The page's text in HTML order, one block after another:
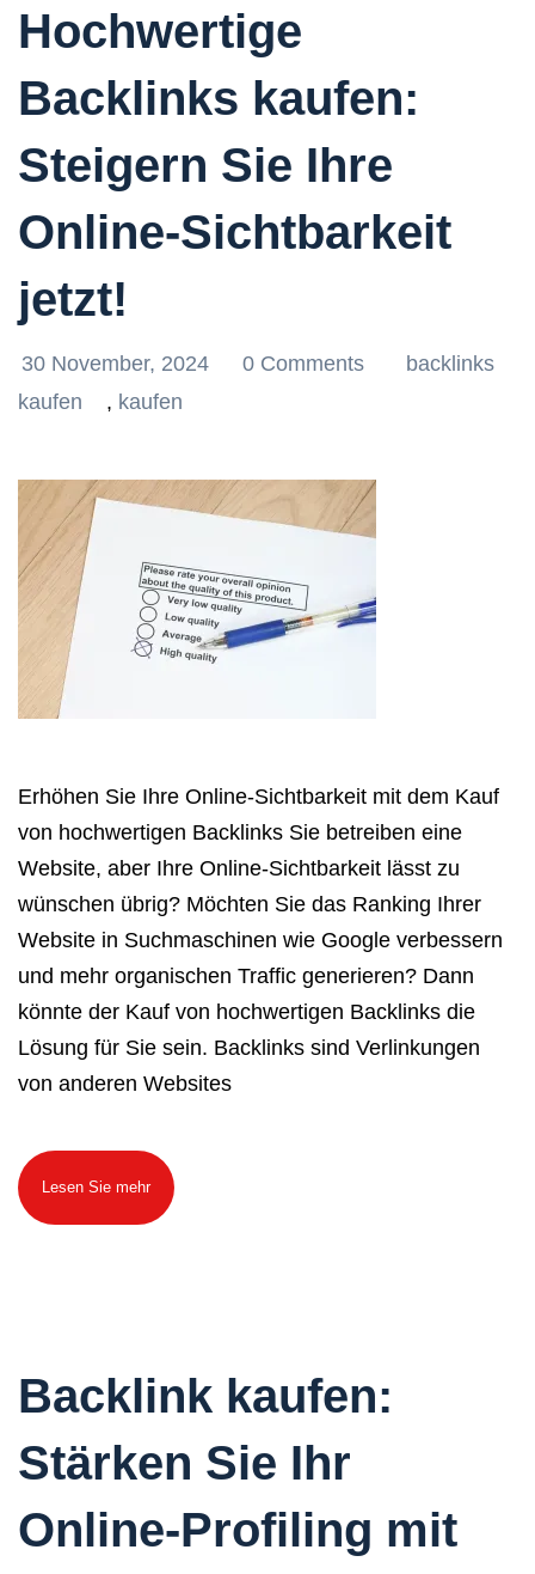
Hochwertige
Backlinks kaufen:
Steigern Sie Ihre
Online-Sichtbarkeit
jetzt!
30 November, 2024 0 Comments
backlinks
kaufen
, kaufen
Erhöhen Sie Ihre Online-Sichtbarkeit mit dem Kauf
von hochwertigen Backlinks Sie betreiben eine
Website, aber Ihre Online-Sichtbarkeit lässt zu
wünschen übrig? Möchten Sie das Ranking Ihrer
Website in Suchmaschinen wie Google verbessern
und mehr organischen Traffic generieren? Dann
könnte der Kauf von hochwertigen Backlinks die
Lösung für Sie sein. Backlinks sind Verlinkungen
von anderen Websites
Lesen Sie mehr
Backlink kaufen:
Stärken Sie Ihr
Online-Profiling mit